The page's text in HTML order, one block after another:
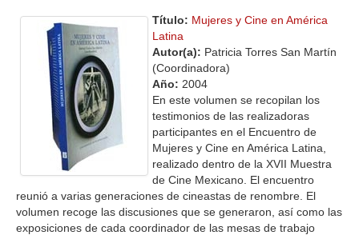
Título: Mujeres y Cine en América
Latina
Autor(a): Patricia Torres San Martín
(Coordinadora)
Año: 2004
En este volumen se recopilan los
testimonios de las realizadoras
participantes en el Encuentro de
Mujeres y Cine en América Latina,
realizado dentro de la XVII Muestra
de Cine Mexicano. El encuentro
reunió a varias generaciones de cineastas de renombre. El
volumen recoge las discusiones que se generaron, así como las
exposiciones de cada coordinador de las mesas de trabajo